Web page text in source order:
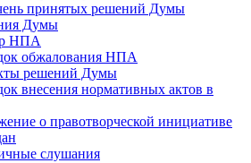
принятых решений Думы
Думы
НПА
обжалования НПА
решений Думы
внесения нормативных актов в
о правотворческой инициативе
слушания